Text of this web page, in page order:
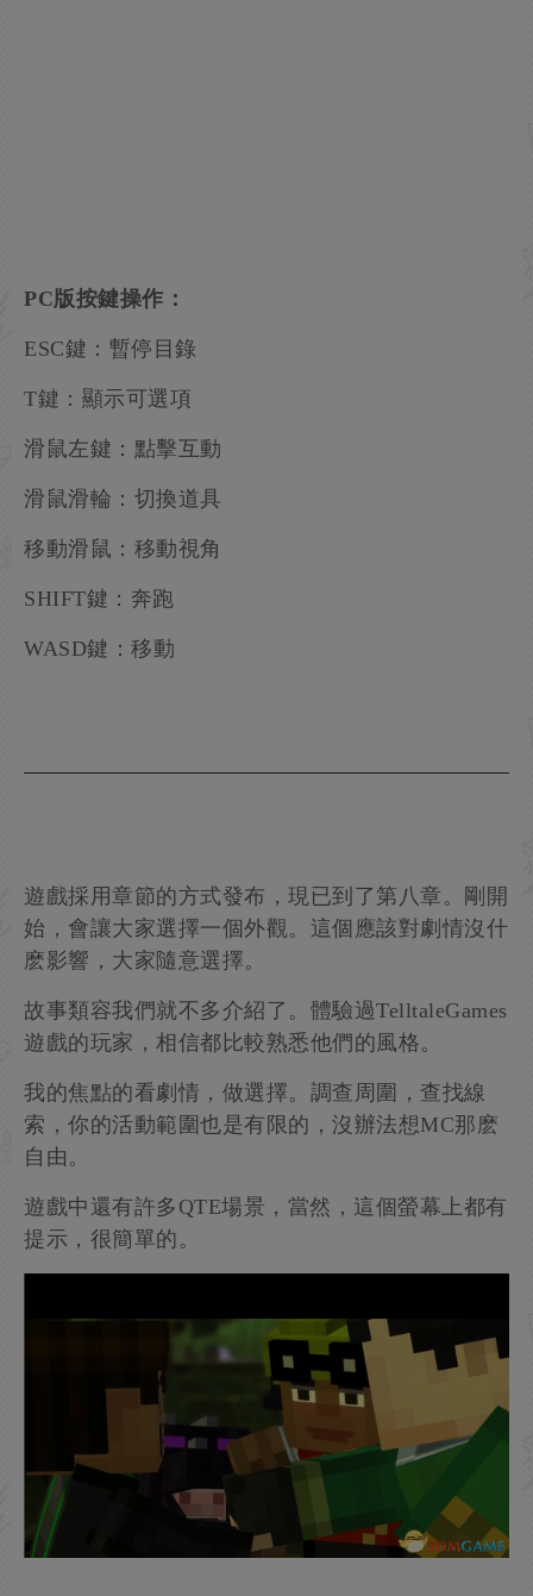
PC版按鍵操作：
ESC鍵：暫停目錄
T鍵：顯示可選項
滑鼠左鍵：點擊互動
滑鼠滑輪：切換道具
移動滑鼠：移動視角
SHIFT鍵：奔跑
WASD鍵：移動
遊戲採用章節的方式發布，現已到了第八章。剛開
始，會讓大家選擇一個外觀。這個應該對劇情沒什
麽影響，大家隨意選擇。
故事類容我們就不多介紹了。體驗過TelltaleGames
遊戲的玩家，相信都比較熟悉他們的風格。
我的焦點的看劇情，做選擇。調查周圍，查找線
索，你的活動範圍也是有限的，沒辦法想MC那麽
自由。
遊戲中還有許多QTE場景，當然，這個螢幕上都有
提示，很簡單的。